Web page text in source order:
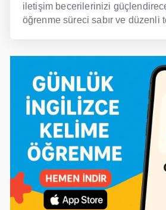
iletişim becerilerinizi
öğrenme süreci sabır ve düzenli